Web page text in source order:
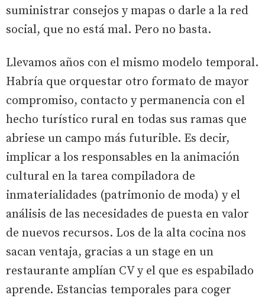
suministrar consejos y mapas o darle a la red
social, que no está mal. Pero no basta.
Llevamos años con el mismo modelo temporal.
Habría que orquestar otro formato de mayor
compromiso, contacto y permanencia con el
hecho turístico rural en todas sus ramas que
abriese un campo más futurible. Es decir,
implicar a los responsables en la animación
cultural en la tarea compiladora de
inmaterialidades (patrimonio de moda) y el
análisis de las necesidades de puesta en valor
de nuevos recursos. Los de la alta cocina nos
sacan ventaja, gracias a un stage en un
restaurante amplían CV y el que es espabilado
aprende. Estancias temporales para coger